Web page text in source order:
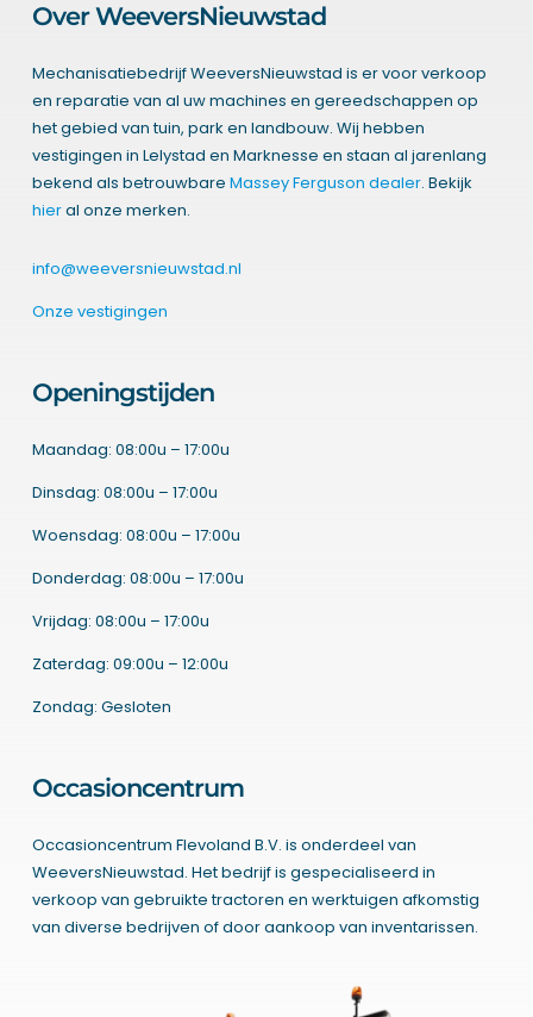
Over WeeversNieuwstad
Mechanisatiebedrijf WeeversNieuwstad is er voor verkoop
en reparatie van al uw machines en gereedschappen op
het gebied van tuin, park en landbouw. Wij hebben
vestigingen in Lelystad en Marknesse en staan al jarenlang
bekend als betrouwbare Massey Ferguson dealer. Bekijk
hieral onze merken.
info@weeversnieuwstad.nl
Onze vestigingen
Openingstijden
Maandag: 08:00u – 17:00u
Dinsdag: 08:00u – 17:00u
Woensdag: 08:00u – 17:00u
Donderdag: 08:00u – 17:00u
Vrijdag: 08:00u – 17:00u
Zaterdag: 09:00u – 12:00u
Zondag: Gesloten
Occasioncentrum
Occasioncentrum Flevoland B.V. is onderdeel van
WeeversNieuwstad. Het bedrijf is gespecialiseerd in
verkoop van gebruikte tractoren en werktuigen afkomstig
van diverse bedrijven of door aankoop van inventarissen.